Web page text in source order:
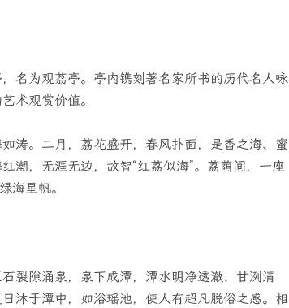
名为观荔亭。亭内镌刻著名家所书的历代名人咏
术观赏价值。
涛。二月，荔花盛开，春风扑面，是香之海、蜜
潮，无涯无边，故智“红荔似海”。荔荫间，一座
海星帆。
裂隙涌泉，泉下成潭，潭水明净透澈、甘洌清
沐于潭中，如浴瑶池，使人有超凡脱俗之感。相